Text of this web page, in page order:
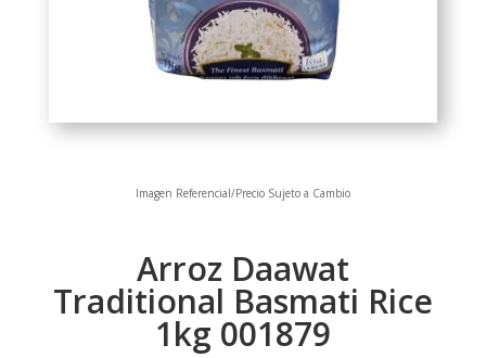
Imagen Referencial/Precio Sujeto a Cambio
Arroz Daawat
Traditional Basmati Rice
1kg 001879